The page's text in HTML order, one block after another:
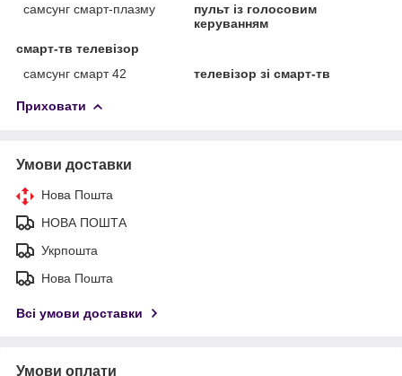
самсунг смарт-плазму
пульт із голосовим
керуванням
смарт-тв телевізор
самсунг смарт 42
телевізор зі смарт-тв
Приховати
Умови доставки
Нова Пошта
НОВА ПОШТА
Укрпошта
Нова Пошта
Всі умови доставки
Умови оплати